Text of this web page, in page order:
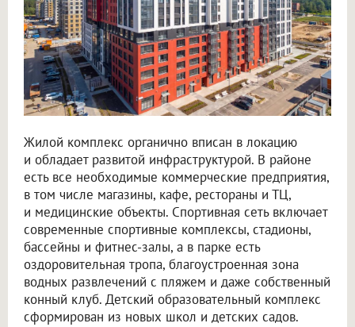
Жилой комплекс органично вписан в локацию
и обладает развитой инфраструктурой. В районе
есть все необходимые коммерческие предприятия,
в том числе магазины, кафе, рестораны и ТЦ,
и медицинские объекты. Спортивная сеть включает
современные спортивные комплексы, стадионы,
бассейны и фитнес-залы, а в парке есть
оздоровительная тропа, благоустроенная зона
водных развлечений с пляжем и даже собственный
конный клуб. Детский образовательный комплекс
сформирован из новых школ и детских садов.